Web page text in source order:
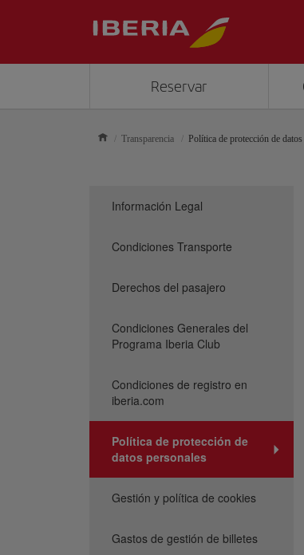
Reservar
Transparencia Política de protección de datos
Información Legal
Condiciones Transporte
Derechos del pasajero
Condiciones Generales del
Programa Iberia Club
Condiciones de registro en
iberia.com
Política de protección de
datos personales
Gestión y política de cookies
Gastos de gestión de billetes